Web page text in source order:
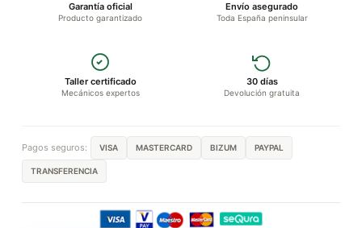
Garantía oficial
Producto garantizado
Envío asegurado
Toda España peninsular
Taller certificado
Mecánicos expertos
30 días
Devolución gratuita
Pagos seguros: VISA MASTERCARD BIZUM PAYPAL
TRANSFERENCIA